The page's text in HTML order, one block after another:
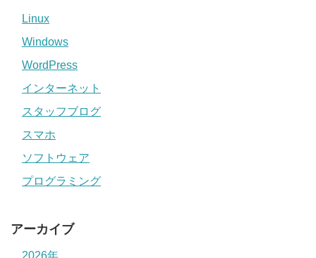
Linux
Windows
WordPress
インターネット
スタッフブログ
スマホ
ソフトウェア
プログラミング
アーカイブ
2026年